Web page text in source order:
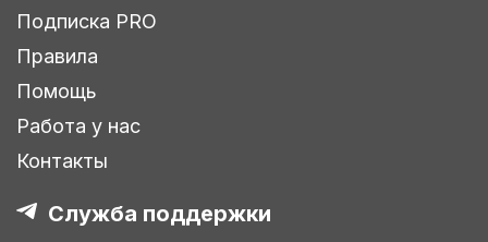
Подписка PRO
Правила
Помощь
Работа у нас
Контакты
Служба поддержки